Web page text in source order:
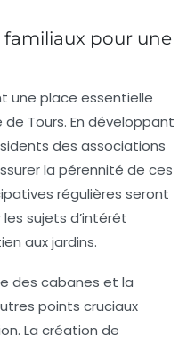
familiaux pour une
une place essentielle
Tours. En développant
des associations
la pérennité de ces
régulières seront
sujets d’intérêt
aux jardins.
des cabanes et la
points cruciaux
La création de